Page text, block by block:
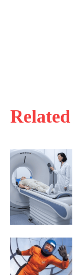
Related